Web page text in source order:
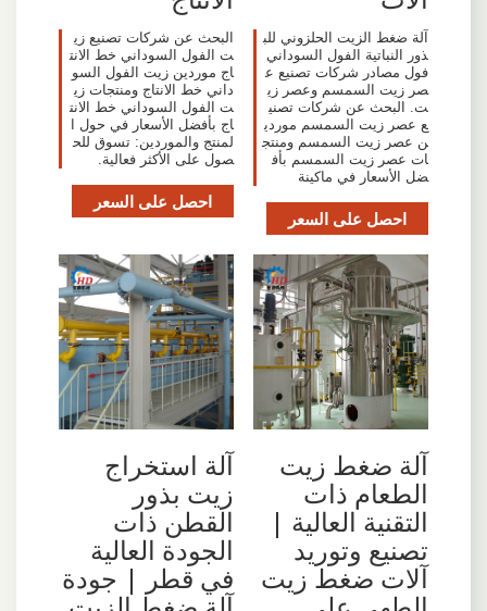
آلة ضغط الزيت الحلزوني للب
ذور النباتية الفول السوداني
فول مصادر شركات تصنيع ع
صر زيت السمسم وعصر زي
ت. البحث عن شركات تصني
ع عصر زيت السمسم موردي
ن عصر زيت السمسم ومنتج
ات عصر زيت السمسم بأف
ضل الأسعار في ماكينة
احصل على السعر
البحث عن شركات تصنيع زي
ت الفول السوداني خط الانت
اج موردين زيت الفول السو
داني خط الانتاج ومنتجات زي
ت الفول السوداني خط الانت
اج بأفضل الأسعار في حول ا
لمنتج والموردين: تسوق للح
صول على الأكثر فعالية.
احصل على السعر
آلة ضغط زيت
الطعام ذات
التقنية العالية |
تصنيع وتوريد
آلات ضغط زيت
آلة استخراج
زيت بذور
القطن ذات
الجودة العالية
في قطر | جودة